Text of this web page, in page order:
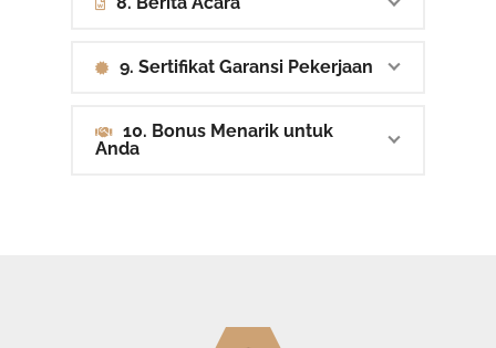
9. Sertifikat Garansi Pekerjaan
10. Bonus Menarik untuk
Anda